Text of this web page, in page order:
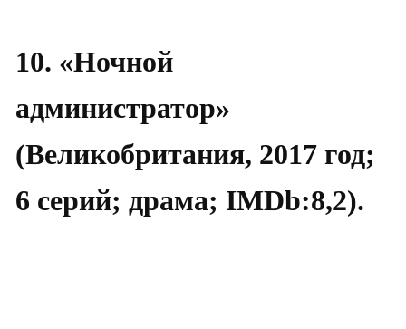
10. «Ночной
администратор»
(Великобритания, 2017 год;
6 серий; драма; IMDb:8,2).